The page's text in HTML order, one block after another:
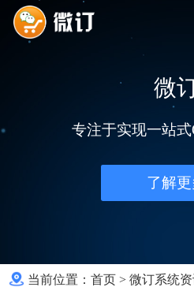
微
专注于实现一站
了解更
当前位置：首页 >微订系统